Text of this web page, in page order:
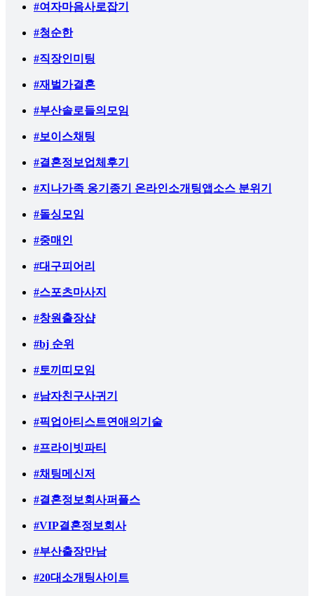
#여자마음사로잡기
#청순한
#직장인미팅
#재벌가결혼
#부산솔로들의모임
#보이스채팅
#결혼정보업체후기
#지나가족 옹기종기 온라인소개팅앱소스 분위기
#돌싱모임
#중매인
#대구피어리
#스포츠마사지
#창원출장샵
#bj 순위
#토끼띠모임
#남자친구사귀기
#픽업아티스트연애의기술
#프라이빗파티
#채팅메신저
#결혼정보회사퍼플스
#VIP결혼정보회사
#부산출장만남
#20대소개팅사이트